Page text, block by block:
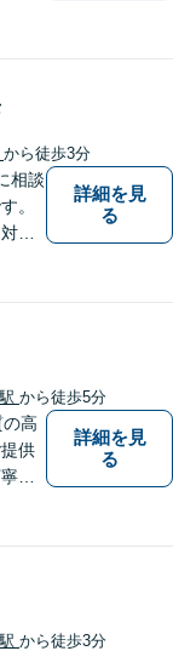
から徒歩3分
相談
。
応
に
詳細を見
る
から徒歩5分
の高
供
な
題
も
里
詳細を見
る
から徒歩3分